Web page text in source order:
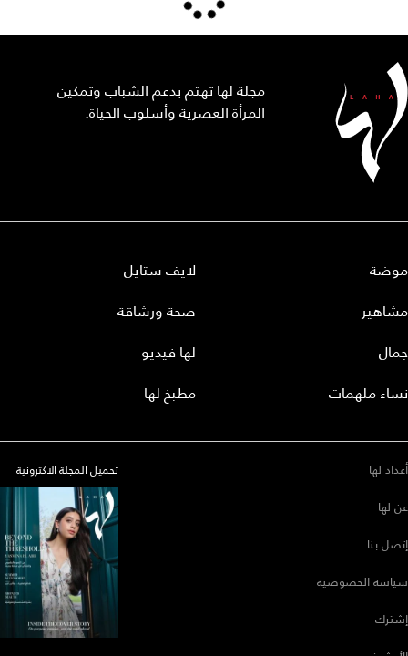
مجلة لها تهتم بدعم الشباب وتمكين
المرأة العصرية وأسلوب الحياة.
موضة
مشاهير
جمال
نساء ملهمات
لايف ستايل
صحة ورشاقة
لها فيديو
مطبخ لها
أعداد لها
عن لها
إتصل بنا
سياسة الخصوصية
إشترك
تحميل المجلة الاكترونية